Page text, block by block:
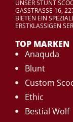
UNSER STUNT
GASSTRASSE 16,
BIETEN EIN
ERSTKLASSIGEN
TOP MARKEN
Anaquda
Blunt
Custom
Ethic
Bestial Wolf